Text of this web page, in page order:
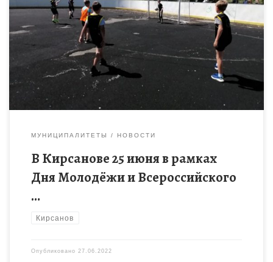
25 июня в рамках Дня Молодёжи и Всероссийского
Олимпийского Дня состоялся турнир по футболу, в котором
приняли участие воспитанники МБУ ДО «ДЮСШ» г. Кирсанова,
и воспитанники пришкольного лагеря МБОУ СОШ […]
МУНИЦИПАЛИТЕТЫ НОВОСТИ
В Кирсанове 25 июня в рамках
Дня Молодёжи и Всероссийского
…
Кирсанов
Опубликовано 27.06.2022